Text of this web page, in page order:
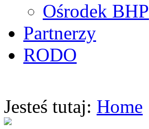
Ośrodek BHP
Partnerzy
RODO
Jesteś tutaj: Home